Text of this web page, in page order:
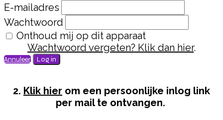
E-mailadres
Wachtwoord
Onthoud mij op dit apparaat
Wachtwoord vergeten? Klik dan hier.
Annuleer Log in
2. Klik hier om een persoonlijke inlog link
per mail te ontvangen.